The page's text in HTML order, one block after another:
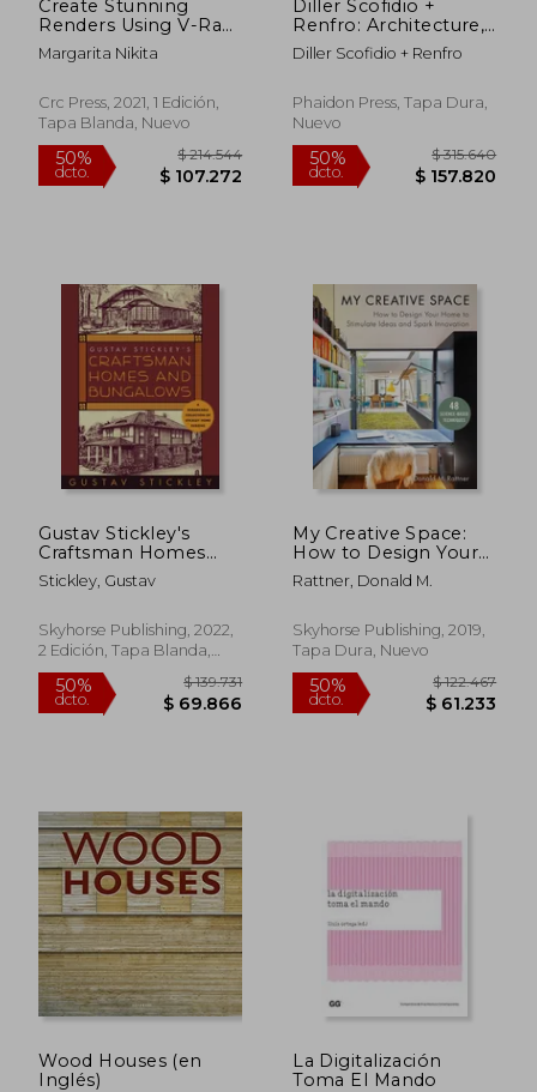
40%
dcto. $ 70.735
50%
dcto. $
Create Stunning
Renders Using V-Ray
in 3ds Max: Guiding
the Next Generation
Inglés)
Margarita Nikita
Crc Press, 2021, 1 Edición,
Tapa Blanda, Nuevo
Diller Scofidio +
Renfro: Architecture,
Not Architecture (en
Inglés)
Diller Scofidio + Renfro
Phaidon Press, Tapa Dura,
Nuevo
Gustav Stickley's
Craftsman Homes
and Bungalows (en
Inglés)
Stickley, Gustav
Skyhorse Publishing, 2022,
2 Edición, Tapa Blanda,
Nuevo
My Creative Space:
How to Design Your
Home to Stimulate
Ideas and Spark
Inglés)
Rattner, Donald M.
Skyhorse Publishing, 2019,
Tapa Dura, Nuevo
Wood Houses (en
Inglés)
La Digitalización
Toma El Mando